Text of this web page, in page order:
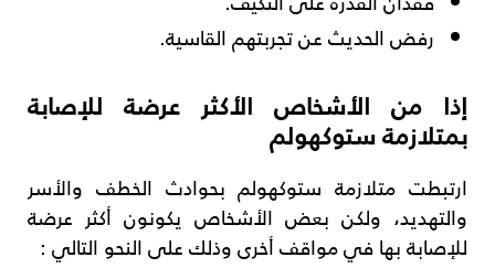
رفض الحديث عن تجربتهم القاسية.
إذا من الأشخاص الأكثر عرضة للإصابة
بمتلازمة ستوكهولم
ارتبطت متلازمة ستوكهولم بحوادث الخطف والأسر
والتهديد، ولكن بعض الأشخاص يكونون أكثر عرضة
للإصابة بها في مواقف أخرى وذلك على النحو التالي :